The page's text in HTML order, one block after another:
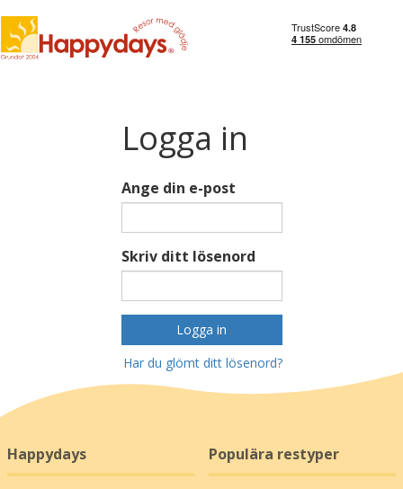
Logga in
Ange din e-post
Skriv ditt lösenord
Logga in
Har du glömt ditt lösenord?
Happydays Populära restyper